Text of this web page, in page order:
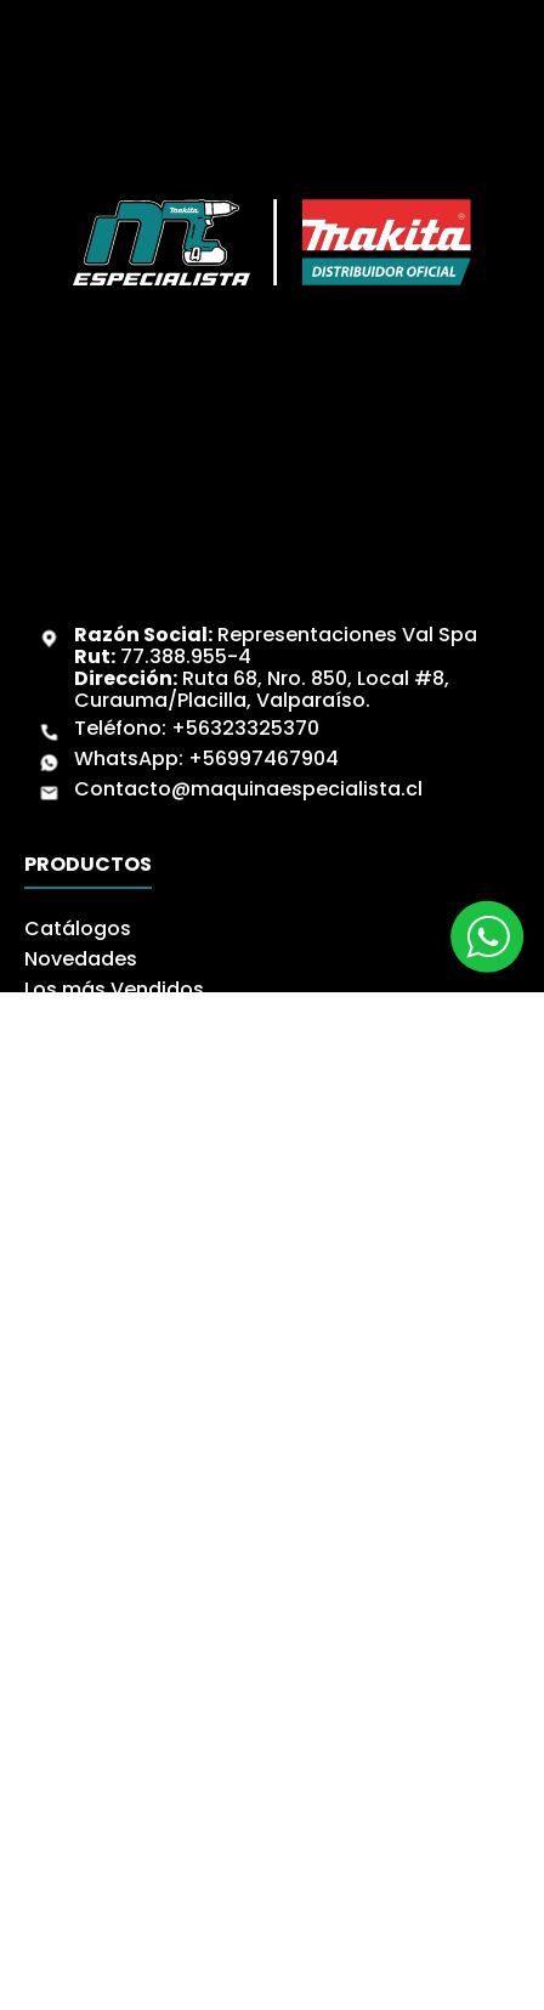
Razón Social:Representaciones Val Spa
Rut:77.388.955-4
Dirección:Ruta 68, Nro. 850, Local #8,
Curauma/Placilla, Valparaíso.
Teléfono: +56323325370
WhatsApp: +56997467904
Contacto@maquinaespecialista.cl
PRODUCTOS
Catálogos
Novedades
Los más Vendidos